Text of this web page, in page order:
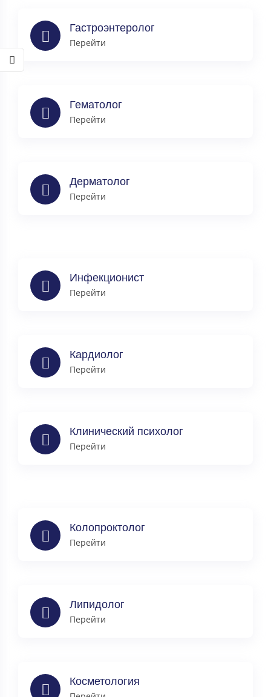
Гастроэнтеролог
Перейти
Гематолог
Перейти
Дерматолог
Перейти
Инфекционист
Перейти
Кардиолог
Перейти
Клинический психолог
Перейти
Колопроктолог
Перейти
Липидолог
Перейти
Косметология